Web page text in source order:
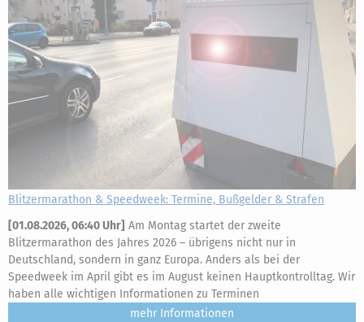
Blitzermarathon & Speedweek: Termine, Bußgelder & Strafen
[01.08.2026, 06:40 Uhr] Am Montag startet der zweite
Blitzermarathon des Jahres 2026 – übrigens nicht nur in
Deutschland, sondern in ganz Europa. Anders als bei der
Speedweek im April gibt es im August keinen Hauptkontrolltag. Wir
haben alle wichtigen Informationen zu Terminen
mehr